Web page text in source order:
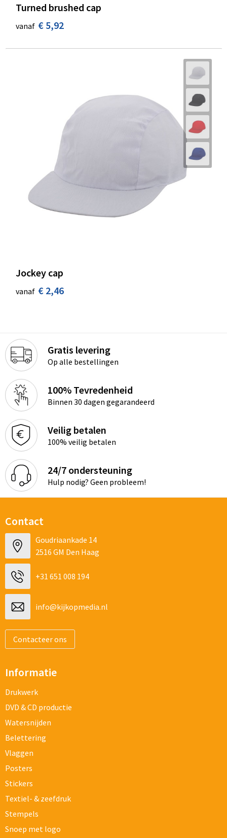
Turned brushed cap
vanaf € 5,92
Jockey cap
vanaf € 2,46
Gratis levering
Op alle bestellingen
100% Tevredenheid
Binnen 30 dagen gegarandeerd
Veilig betalen
100% veilig betalen
24/7 ondersteuning
Hulp nodig? Geen probleem!
Contact
Goudriaankade 14
2516 GM Den Haag
+31 651 008 194
info@kijkopmedia.nl
Contacteer ons
Informatie
Drukwerk
DVD & CD productie
Watersnijden
Belettering
Vlaggen
Posters
Stickers
Textiel- & zeefdruk
Stempels
Snoep met logo